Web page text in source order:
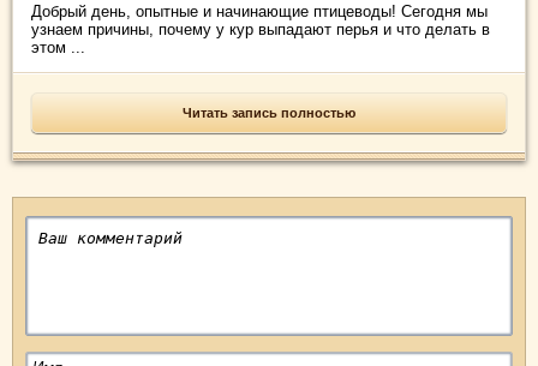
Добрый день, опытные и начинающие птицеводы! Сегодня мы
узнаем причины, почему у кур выпадают перья и что делать в
этом ...
Читать запись полностью